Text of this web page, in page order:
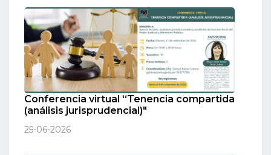
Conferencia virtual “Tenencia compartida
(análisis jurisprudencial)"
25-06-2026